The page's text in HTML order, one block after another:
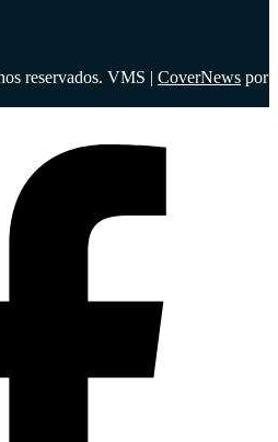
reservados. VMS | CoverNews por